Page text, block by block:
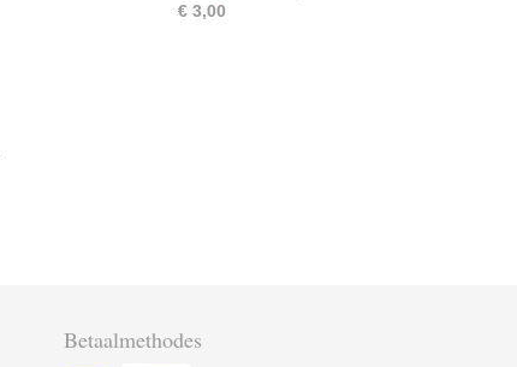
€ 3,00
Betaalmethodes